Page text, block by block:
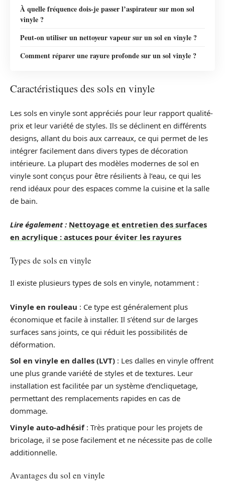
À quelle fréquence dois-je passer l’aspirateur sur mon sol
vinyle ?
Peut-on utiliser un nettoyeur vapeur sur un sol en vinyle ?
Comment réparer une rayure profonde sur un sol vinyle ?
Caractéristiques des sols en vinyle
Les sols en vinyle sont appréciés pour leur rapport qualité-
prix et leur variété de styles. Ils se déclinent en différents
designs, allant du bois aux carreaux, ce qui permet de les
intégrer facilement dans divers types de décoration
intérieure. La plupart des modèles modernes de sol en
vinyle sont conçus pour être résilients à l’eau, ce qui les
rend idéaux pour des espaces comme la cuisine et la salle
de bain.
Lire également : Nettoyage et entretien des surfaces
en acrylique : astuces pour éviter les rayures
Types de sols en vinyle
Il existe plusieurs types de sols en vinyle, notamment :
Vinyle en rouleau : Ce type est généralement plus
économique et facile à installer. Il s’étend sur de larges
surfaces sans joints, ce qui réduit les possibilités de
déformation.
Sol en vinyle en dalles (LVT) : Les dalles en vinyle offrent
une plus grande variété de styles et de textures. Leur
installation est facilitée par un système d’encliquetage,
permettant des remplacements rapides en cas de
dommage.
Vinyle auto-adhésif: Très pratique pour les projets de
bricolage, il se pose facilement et ne nécessite pas de colle
additionnelle.
Avantages du sol en vinyle